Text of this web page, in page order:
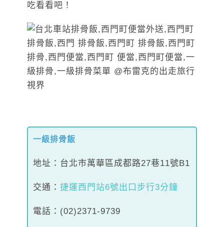
吃看看吧！
一級排骨飯
地址：台北市萬華區成都路27巷11號B1
交通： 捷運西門站6號出口步行3分鐘
電話：(02)2371-9739